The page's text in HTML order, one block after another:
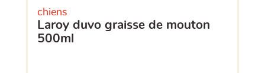
chiens
laroy duvo graisse de mouton
500ml